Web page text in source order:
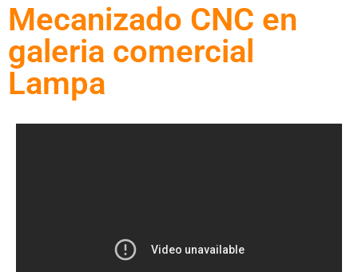
Mecanizado CNC en
galeria comercial
Lampa